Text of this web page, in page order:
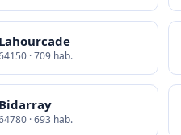
Lahourcade
· 709 hab.
Bidarray
· 693 hab.